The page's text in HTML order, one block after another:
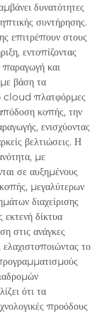
δυνατότητες
συντήρησης.
επιτρέπουν στους
εντοπίζοντας
και
βάση τα
cloud πλατφόρμες
κοπής, την
ενισχύοντας
βελτιώσεις. Η
με
σε αυξημένους
μεγαλύτερων
διαχείρισης
δίκτυα
στις ανάγκες
το
ότι τα
προόδους